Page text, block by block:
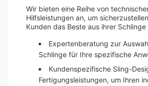
Wir bieten eine Reihe von
Hilfsleistungen an, um
Kunden das Beste aus ihrer Schlinge
Expertenberatung zur
Schlinge für Ihre spezifische
Kundenspezifische Sling-
Fertigungsleistungen, um Ihren